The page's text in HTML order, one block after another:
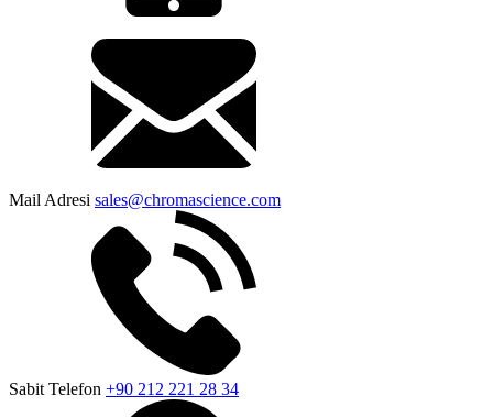
Mail Adresi sales@chromascience.com
Sabit Telefon +90 212 221 28 34